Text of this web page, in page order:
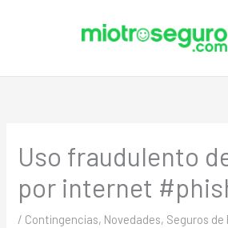
Uso fraudulento
por internet
/ Contingencias, Novedades, Seguros de
e
r
a
s